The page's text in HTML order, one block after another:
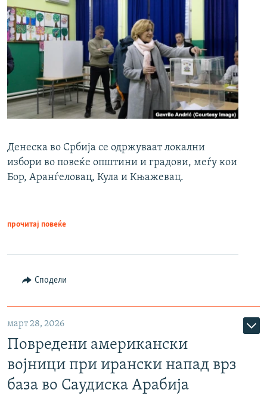
Денеска во Србија се одржуваат локални
избори во повеќе општини и градови, меѓу кои
Бор, Аранѓеловац, Кула и Књажевац.
прочитај повеќе
Сподели
март 28, 2026
Повредени американски
војници при ирански напад врз
база во Саудиска Арабија